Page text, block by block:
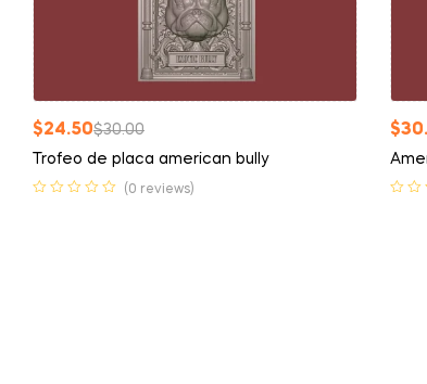
$30.00
$24.50
Trofeo de placa american bully
(0 reviews)
$